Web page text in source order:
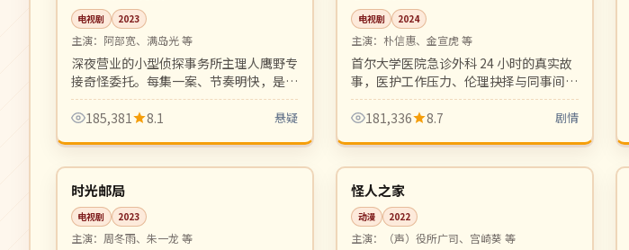
电视剧 2023
主演： 阿部宽、满岛光 等
深夜营业的小型侦探事务所主理人鹰野专
接奇怪委托。每集一案、节奏明快，是新
世代日本本格推理剧代表。
185,381
8.1 悬疑
电视剧 2024
主演：朴信惠、金宣虎 等
首尔大学医院急诊外科 24 小时的真实故
事，医护工作压力、伦理抉择与同事间的
情感纠葛并行。专业医疗剧的高水准之
作。181,336 8.7 剧情
中国
完结 24:47
时光邮局
电视剧 2023
主演： 周冬雨、朱一龙 等
日本
高分 99:43
怪人之家
动漫 2022
主演： （声）役所广司、宫崎葵 等